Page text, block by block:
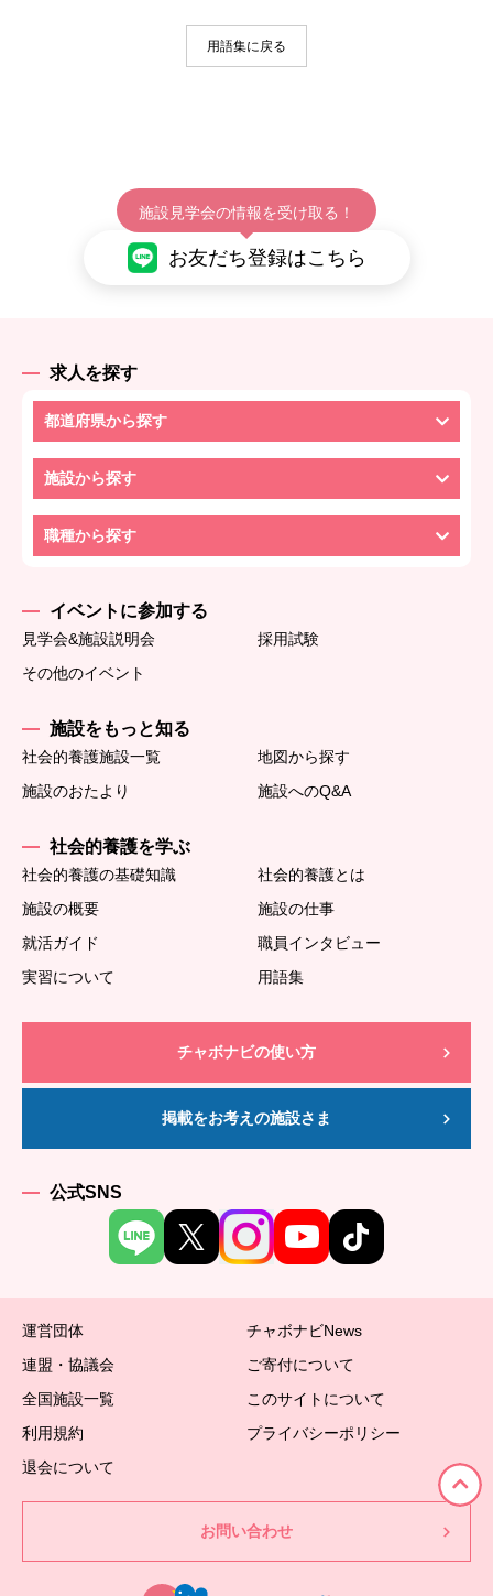
用語集に戻る
施設見学会の情報を受け取る！
お友だち登録はこちら
求人を探す
都道府県から探す
施設から探す
職種から探す
イベントに参加する
見学会&施設説明会
採用試験
その他のイベント
施設をもっと知る
社会的養護施設一覧
地図から探す
施設のおたより
施設へのQ&A
社会的養護を学ぶ
社会的養護の基礎知識
社会的養護とは
施設の概要
施設の仕事
就活ガイド
職員インタビュー
実習について
用語集
チャボナビの使い方
掲載をお考えの施設さま
公式SNS
運営団体
チャボナビNews
連盟・協議会
ご寄付について
全国施設一覧
このサイトについて
利用規約
プライバシーポリシー
退会について
お問い合わせ